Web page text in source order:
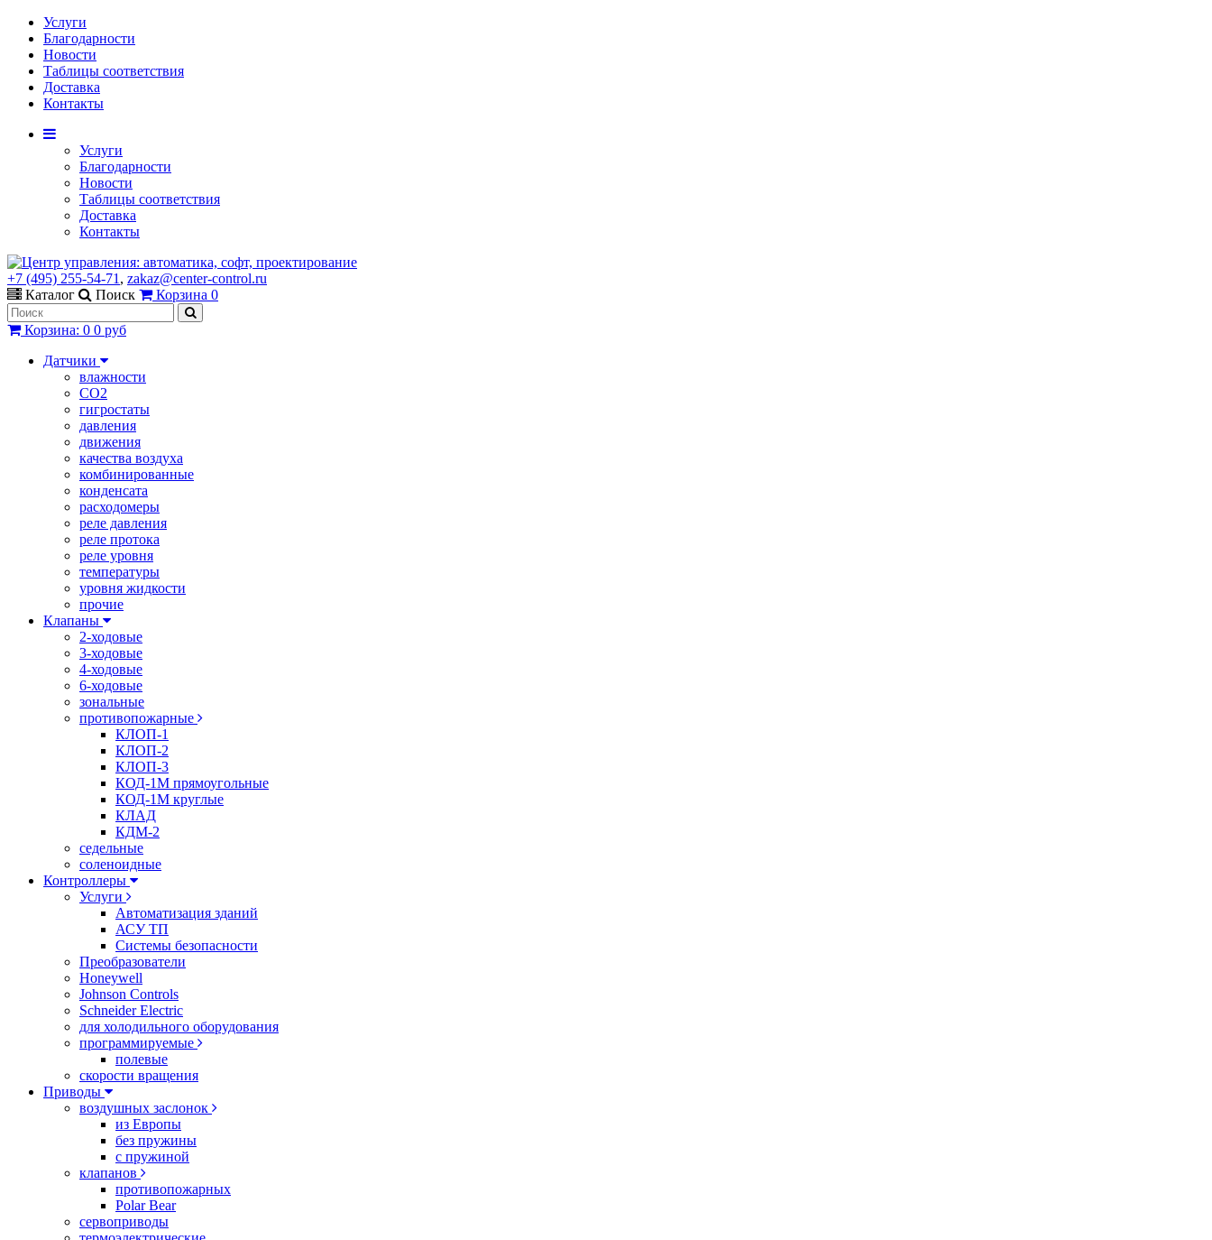
Услуги
Благодарности
Новости
Таблицы соответствия
Доставка
Контакты
Услуги
Благодарности
Новости
Таблицы соответствия
Доставка
Контакты
+7 (495) 255-54-71 , zakaz@center-control.ru
Каталог
Поиск Корзина 0
Корзина: 0 0 руб
Датчики
влажности
CO2
гигростаты
давления
движения
качества воздуха
комбинированные
конденсата
расходомеры
реле давления
реле протока
реле уровня
температуры
уровня жидкости
прочие
Клапаны
2-ходовые
3-ходовые
4-ходовые
6-ходовые
зональные
противопожарные
КЛОП-1
КЛОП-2
КЛОП-3
КОД-1М прямоугольные
КОД-1М круглые
КЛАД
КДМ-2
седельные
соленоидные
Контроллеры
Услуги
Автоматизация зданий
АСУ ТП
Системы безопасности
Преобразователи
Honeywell
Johnson Controls
Schneider Electric
для холодильного оборудования
программируемые
полевые
скорости вращения
Приводы
воздушных заслонок
из Европы
без пружины
с пружиной
клапанов
противопожарных
Polar Bear
сервоприводы